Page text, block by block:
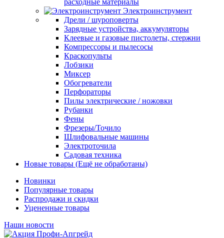
расходные материалы
Электроинструмент
Дрели / шуроповерты
Зарядные устройства, аккумуляторы
Клеевые и газовые пистолеты, стержни
Компрессоры и пылесосы
Краскопульты
Лобзики
Миксер
Обогреватели
Перфораторы
Пилы электрические / ножовки
Рубанки
Фены
Фрезеры/Точило
Шлифовальные машины
Электроточила
Садовая техника
Новые товары (Ещё не обработаны)
Новинки
Популярные товары
Распродажи и скидки
Уцененные товары
Наши новости